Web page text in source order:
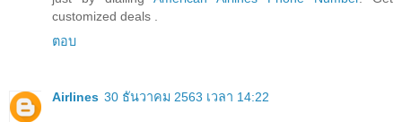
customized deals .
ตอบ
Airlines 30 ธันวาคม 2563 เวลา 14:22